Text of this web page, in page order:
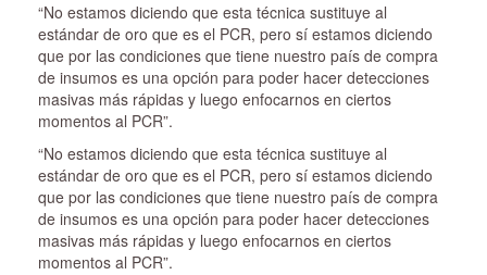
“No estamos diciendo que esta técnica sustituye al
estándar de oro que es el PCR, pero sí estamos diciendo
que por las condiciones que tiene nuestro país de compra
de insumos es una opción para poder hacer detecciones
masivas más rápidas y luego enfocarnos en ciertos
momentos al PCR”.
“No estamos diciendo que esta técnica sustituye al
estándar de oro que es el PCR, pero sí estamos diciendo
que por las condiciones que tiene nuestro país de compra
de insumos es una opción para poder hacer detecciones
masivas más rápidas y luego enfocarnos en ciertos
momentos al PCR”.